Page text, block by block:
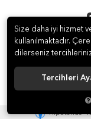
© 2018 S Meter
Hipotenüs
Size daha iyi hizmet
kullanılmaktadır.
dilerseniz
Tercihleri